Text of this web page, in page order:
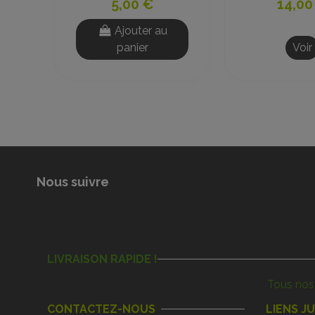
0,50 €
Ajouter au
panier
Nous suivre
LIVRAISON RAPIDE !
Tous
CONTACTEZ-NOUS
LIENS